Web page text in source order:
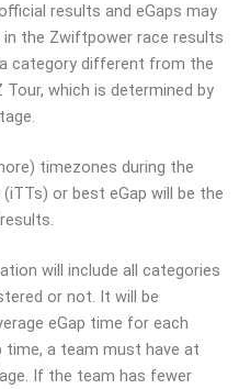
results and eGaps may
the Zwiftpower race results
category different from the
which is determined by
timezones during the
or best eGap will be the
will include all categories
or not. It will be
eGap time for each
time, a team must have at
If the team has fewer